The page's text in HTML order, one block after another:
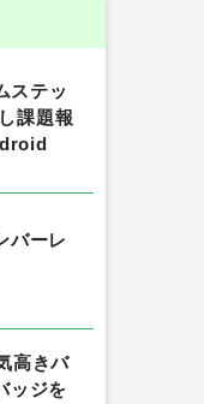
ステッ
課題報
バーレ
高きバ
ッジを